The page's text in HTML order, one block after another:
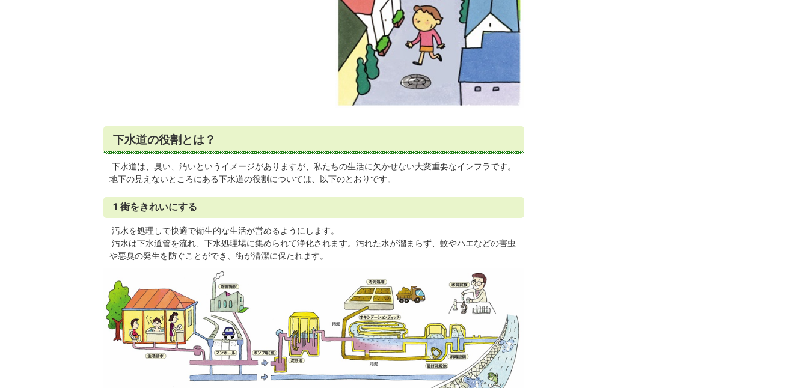
下水道の役割とは？
下水道は、臭い、汚いというイメージがありますが、私たちの生活に欠かせない大変重要なインフラです。
地下の見えないところにある下水道の役割については、以下のとおりです。
1 街をきれいにする
汚水を処理して快適で衛生的な生活が営めるようにします。
汚水は下水道管を流れ、下水処理場に集められて浄化されます。汚れた水が溜まらず、蚊やハエなどの害虫
や悪臭の発生を防ぐことができ、街が清潔に保たれます。